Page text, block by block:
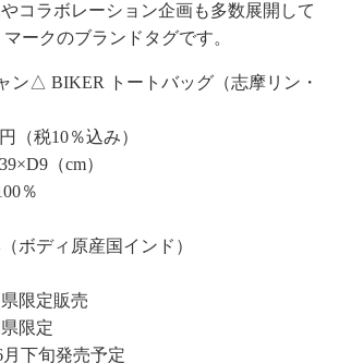
コラボレーション企画も多数展開して
ークのブランドタグです。
ン△ BIKER トートバッグ（志摩リン・
（税10％込み）
（cm）
％
ボディ原産国インド）
限定販売
限定
月下旬発売予定